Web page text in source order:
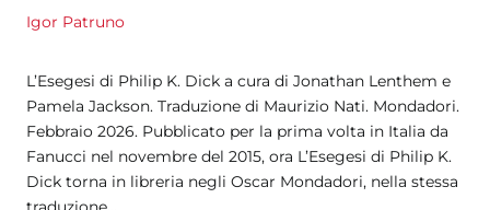
Igor Patruno
L’Esegesi di Philip K. Dick a cura di Jonathan Lenthem e
Pamela Jackson. Traduzione di Maurizio Nati. Mondadori.
Febbraio 2026. Pubblicato per la prima volta in Italia da
Fanucci nel novembre del 2015, ora L’Esegesi di Philip K.
Dick torna in libreria negli Oscar Mondadori, nella stessa